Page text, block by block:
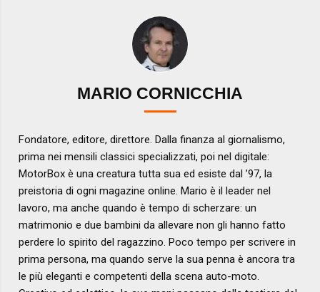
MARIO CORNICCHIA
Fondatore, editore, direttore. Dalla finanza al giornalismo,
prima nei mensili classici specializzati, poi nel digitale:
MotorBox è una creatura tutta sua ed esiste dal ’97, la
preistoria di ogni magazine online. Mario è il leader nel
lavoro, ma anche quando è tempo di scherzare: un
matrimonio e due bambini da allevare non gli hanno fatto
perdere lo spirito del ragazzino. Poco tempo per scrivere in
prima persona, ma quando serve la sua penna è ancora tra
le più eleganti e competenti della scena auto-moto.